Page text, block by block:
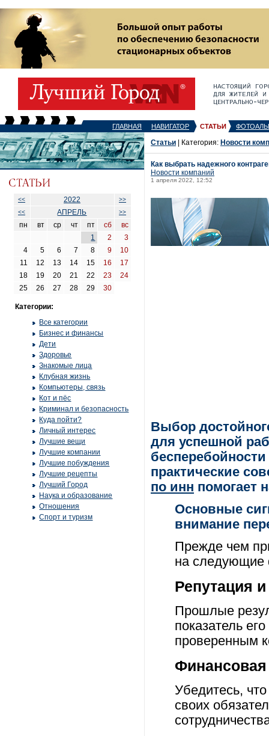
ГЛАВНАЯ НАВИГАТОР СТАТЬИ
<< 2022
>>
<<
АПРЕЛЬ >>
пн вт ср чт пт сб
вс
1
2
3
4
5 6 7 8 9
10
11
12 13 14 15 16
17
18
19 20 21 22 23
24
25
26 27 28 29 30
Категории:
Все категории
Бизнес и финансы
Дети
Здоровье
Знакомые лица
Клубная жизнь
Компьютеры, связь
Кот и пёс
Криминал и безопасность
Куда пойти?
Личный интерес
Лучшие вещи
Лучшие компании
Лучшие побуждения
Лучшие рецепты
Лучший Город
Наука и образование
Отношения
Спорт и туризм
Статьи | Категория: Новости
Как выбрать надежного
Новости компаний
1 апреля 2022, 12:52
Выбор
для успешной
практические
по инн помогает
Основные
внимание
Прежде чем
на следующие
Репутация
Прошлые
показатель
проверенным
Финансовая
Убедитесь,
своих